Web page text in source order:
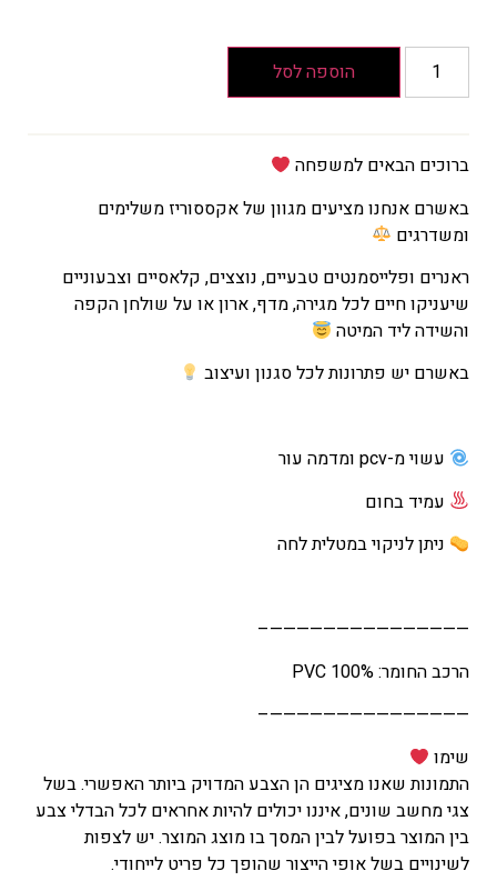
הוספה לסל
ברוכים הבאים למשפחה
באשרם אנחנו מציעים מגוון של אקססוריז משלימים
ומשדרגים
ראנרים ופלייסמנטים טבעיים, נוצצים, קלאסיים וצבעוניים
שיעניקו חיים לכל מגירה, מדף, ארון או על שולחן הקפה
והשידה ליד המיטה
באשרם יש פתרונות לכל סגנון ועיצוב
עשוי מ-pcv ומדמה עור
עמיד בחום
ניתן לניקוי במטלית לחה
———————————————–
הרכב החומר: 100% PVC
———————————————–
שימו
התמונות שאנו מציגים הן הצבע המדויק ביותר האפשרי. בשל
צגי מחשב שונים, איננו יכולים להיות אחראים לכל הבדלי צבע
בין המוצר בפועל לבין המסך בו מוצג המוצר. יש לצפות
לשינויים בשל אופי הייצור שהופך כל פריט לייחודי.